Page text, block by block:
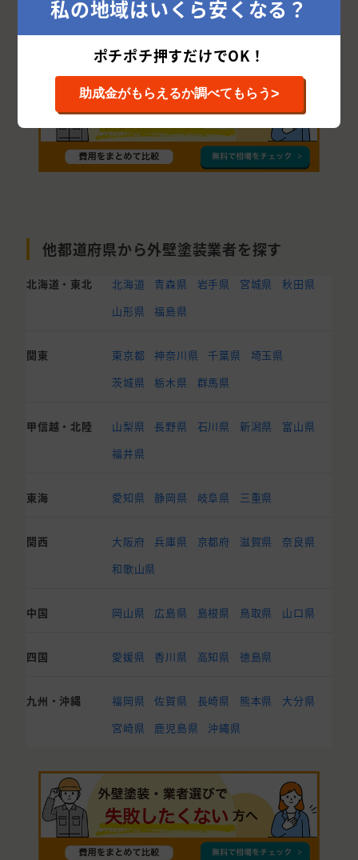
多可郡 美方郡
他都道府県から外壁塗装業者を探す
北海道・東北 北海道 青森県 岩手県 宮城県
秋田県
山形県
福島県
関東 東京都 神奈川県 千葉県
埼玉県
茨城県
栃木県 群馬県
甲信越・北陸 山梨県 長野県 石川県 新潟県
富山県
福井県
東海 愛知県 静岡県 岐阜県 三重県
関西 大阪府 兵庫県 京都府 滋賀県
奈良県
和歌山県
中国 岡山県 広島県 島根県 鳥取県 山口県
四国 愛媛県 香川県 高知県 徳島県
九州・沖縄 福岡県 佐賀県 長崎県 熊本県
大分県
宮崎県
鹿児島県 沖縄県
私の地域はいくら安くなる？
ポチポチ押すだけでOK！
助成金がもらえるか調べてもらう>